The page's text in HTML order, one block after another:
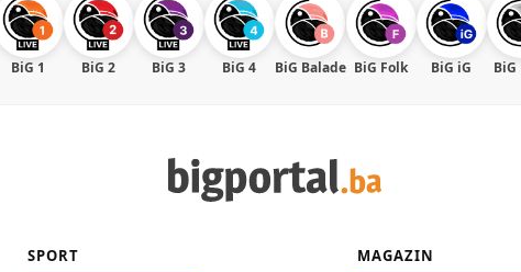
BiG 1 BiG 2 BiG 3 BiG 4 BiG Balade BiG Folk BiG iG BiG
SPORT MAGAZIN